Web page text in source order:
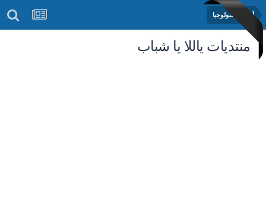
أخبار التكنولوجيا
منتديات ياللا يا شباب